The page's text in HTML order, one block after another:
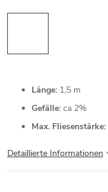
Länge: 1,5 m
Gefälle: ca 2%
Max. Fliesenstärke:
Detaillierte Informationen